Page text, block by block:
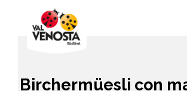
Birchermüesli con